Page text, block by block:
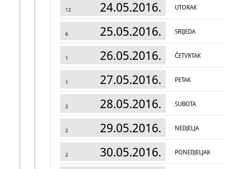
12 24.05.2016. UTORAK
6 25.05.2016. SRIJEDA
1 26.05.2016. ČETVRTAK
1 27.05.2016. PETAK
2 28.05.2016. SUBOTA
2 29.05.2016. NEDJELJA
2 30.05.2016. PONEDJELJAK